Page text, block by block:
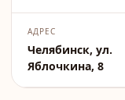
АДРЕС
Челябинск, ул.
Яблочкина, 8